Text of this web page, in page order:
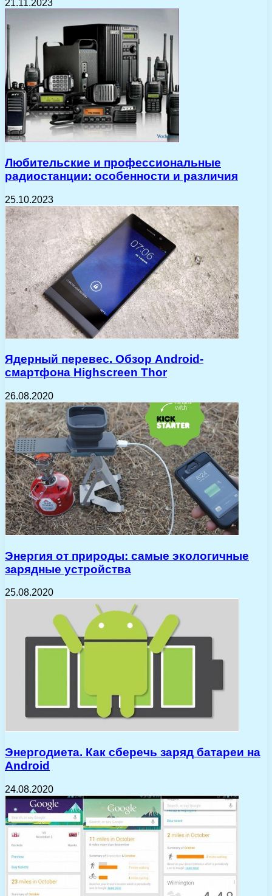
21.11.2023
Любительские и профессиональные
радиостанции: особенности и различия
25.10.2023
Ядерный перевес. Обзор Android-
смартфона Highscreen Thor
26.08.2020
Энергия от природы: самые экологичные
зарядные устройства
25.08.2020
Энергодиета. Как сберечь заряд батареи на
Android
24.08.2020